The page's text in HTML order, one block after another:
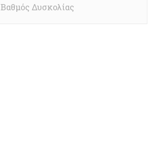
Βαθμός Δυσκολίας